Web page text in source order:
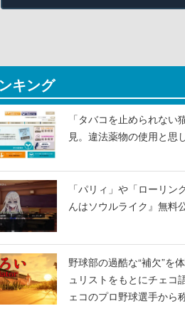
キング
「タバコを止められな
見。違法薬物の使用と思
「パリィ」や「ローリ
んはソウルライク』無料
野球部の過酷な“補欠”を
ュリストをもとにチェコ
ェコのプロ野球選手から